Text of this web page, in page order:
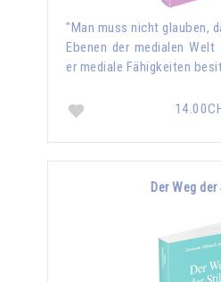
"Man muss nicht glauben,
Ebenen der medialen
er mediale Fähigkeiten
Der Weg